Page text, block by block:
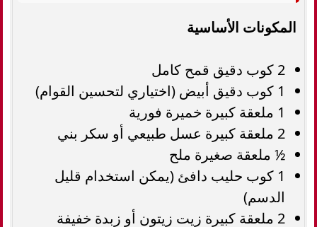
المكونات الأساسية
2 كوب دقيق قمح كامل
1 كوب دقيق أبيض (اختياري لتحسين القوام)
1 ملعقة كبيرة خميرة فورية
2 ملعقة كبيرة عسل طبيعي أو سكر بني
½ ملعقة صغيرة ملح
1 كوب حليب دافئ (يمكن استخدام قليل
الدسم)
2 ملعقة كبيرة زيت زيتون أو زبدة خفيفة